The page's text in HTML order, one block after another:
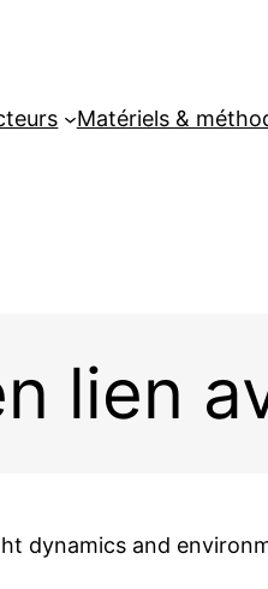
Matériels &
lien
dynamics and